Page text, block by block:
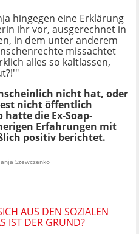
hingegen eine Erklärung
ihr vor, ausgerechnet in
in dem unter anderem
missachtet
alles so kaltlassen,
nicht hat, oder
nicht öffentlich
die Ex-Soap-
Erfahrungen mit
positiv berichtet.
Szewczenko
AUS DEN SOZIALEN
IST DER GRUND?